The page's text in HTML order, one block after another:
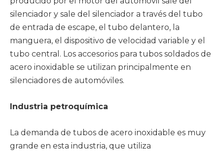
silenciador y sale del silenciador a través del tubo
de entrada de escape, el tubo delantero, la
manguera, el dispositivo de velocidad variable y el
tubo central. Los accesorios para tubos soldados de
acero inoxidable se utilizan principalmente en
silenciadores de automóviles.
Industria petroquímica
La demanda de tubos de acero inoxidable es muy
grande en esta industria, que utiliza